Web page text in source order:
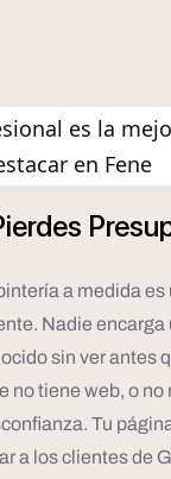
es la
en Fene
a medida es
Nadie encarga
sin ver antes
no tiene web, o no
Tu
a los clientes de